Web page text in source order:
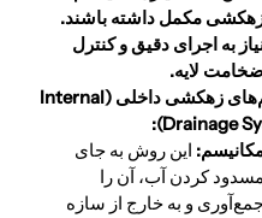
مکمل داشته باشند.
به اجرای دقیق و کنترل
لایه.
زهکشی داخلی ( Internal
Drainage
این روش به جای
مسدود کردن آب، آن را
و به خارج از سازه